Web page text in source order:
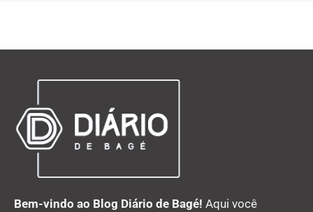
Bem-vindo ao Blog Diário de Bagé! Aqui você